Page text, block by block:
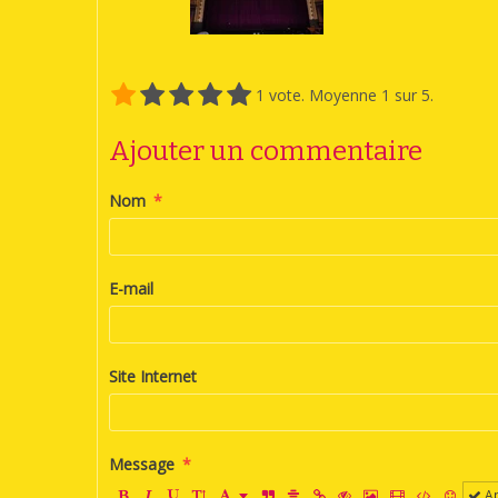
1 vote. Moyenne 1 sur 5.
Ajouter un commentaire
Nom
E-mail
Site Internet
Message